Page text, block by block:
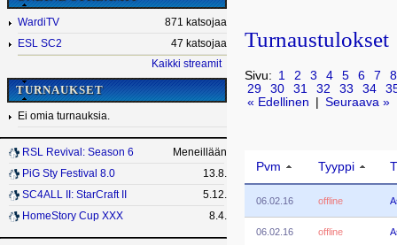
WardiTV
871 katsojaa
ESL SC2
47 katsojaa
Kaikki streamit
TURNAUKSET
Ei omia turnauksia.
RSL Revival: Season 6
Meneillään
PiG Sty Festival 8.0
13.8.
SC4ALL II: StarCraft II
5.12.
HomeStory Cup XXX
8.4.
Turnaustulokset
Sivu: 1 2 3 4 5 6 7
8
29
30 31 32 33 34
« Edellinen
Seuraava »
Pvm Tyyppi
06.02.16 offline
06.02.16 offline